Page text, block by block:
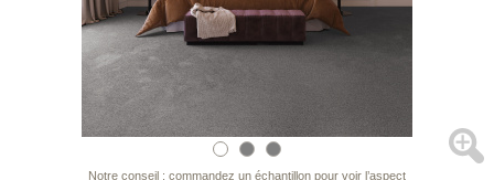
Notre conseil : commandez un échantillon pour voir l’aspect